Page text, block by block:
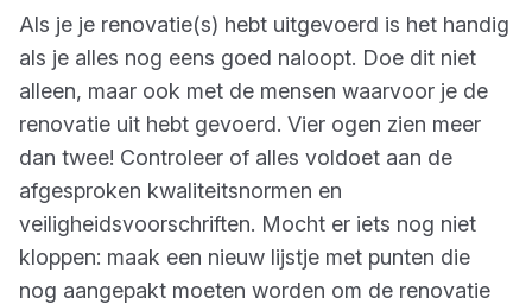
Als je je renovatie(s) hebt uitgevoerd is het handig
als je alles nog eens goed naloopt. Doe dit niet
alleen, maar ook met de mensen waarvoor je de
renovatie uit hebt gevoerd. Vier ogen zien meer
dan twee! Controleer of alles voldoet aan de
afgesproken kwaliteitsnormen en
veiligheidsvoorschriften. Mocht er iets nog niet
kloppen: maak een nieuw lijstje met punten die
nog aangepakt moeten worden om de renovatie